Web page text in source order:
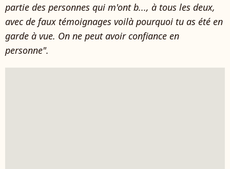
partie des personnes qui m'ont b..., à tous les deux,
avec de faux témoignages voilà pourquoi tu as été en
garde à vue. On ne peut avoir confiance en
personne".